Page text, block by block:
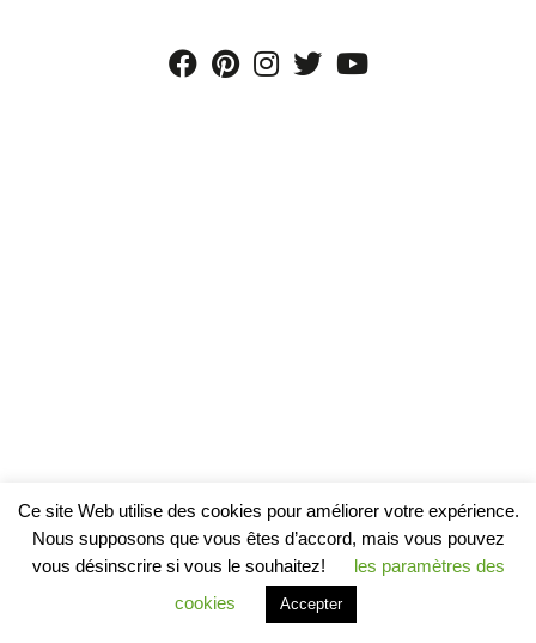
Ce site Web utilise des cookies pour améliorer votre expérience.
Nous supposons que vous êtes d’accord, mais vous pouvez
vous désinscrire si vous le souhaitez!
les paramètres des
cookies
Accepter